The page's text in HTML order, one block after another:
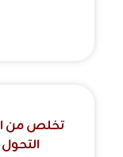
تخلص من